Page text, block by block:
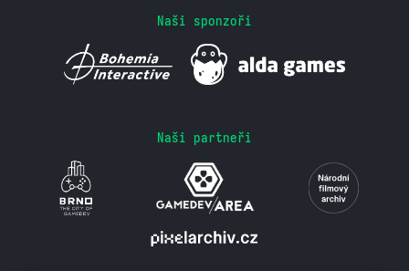
Naši sponzoři
Naši partneři